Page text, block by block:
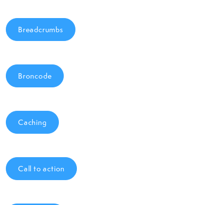
Breadcrumbs
Broncode
Caching
Call to action